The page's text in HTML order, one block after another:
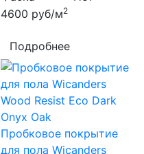
4600 руб/м2
Подробнее
Пробковое покрытие
для пола Wicanders